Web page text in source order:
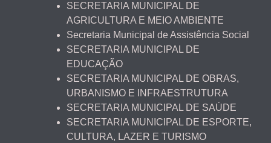
SECRETARIA MUNICIPAL DE
AGRICULTURA E MEIO AMBIENTE
Secretaria Municipal de Assistência Social
SECRETARIA MUNICIPAL DE
EDUCAÇÃO
SECRETARIA MUNICIPAL DE OBRAS,
URBANISMO E INFRAESTRUTURA
SECRETARIA MUNICIPAL DE SAÚDE
SECRETARIA MUNICIPAL DE ESPORTE,
CULTURA, LAZER E TURISMO